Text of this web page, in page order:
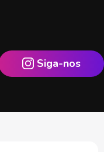
Siga-nos